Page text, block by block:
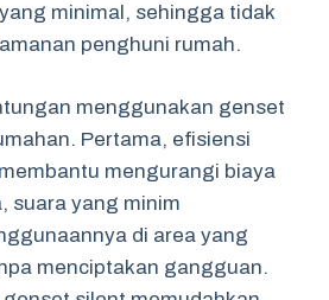
minimal, sehingga tidak
penghuni rumah.
menggunakan genset
Pertama, efisiensi
mengurangi biaya
suara yang minim
di area yang
menciptakan gangguan.